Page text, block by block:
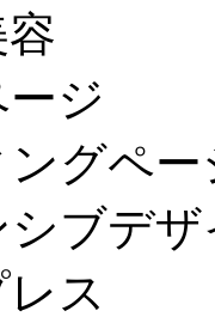
ジ
ングペー
シブデ
ス